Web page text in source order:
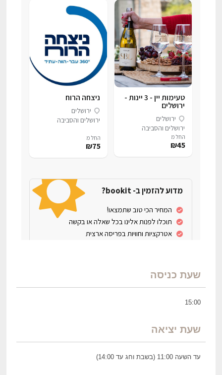
שעת כניסה
15:00
שעת יציאה
עד השעה 11:00 (בשבת וחג עד 14:00)